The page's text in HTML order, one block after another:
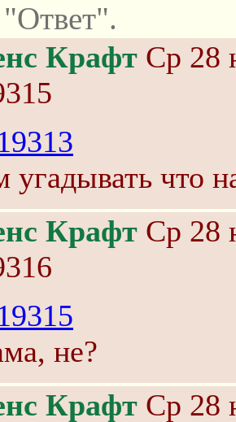
Крафт Ср 28
угадывать что
Крафт Ср 28
не?
Крафт Ср 28